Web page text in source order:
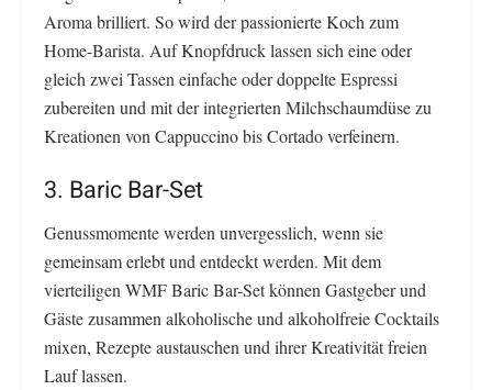
Aroma brilliert. So wird der passionierte Koch zum
Home-Barista. Auf Knopfdruck lassen sich eine oder
gleich zwei Tassen einfache oder doppelte Espressi
zubereiten und mit der integrierten Milchschaumdüse zu
Kreationen von Cappuccino bis Cortado verfeinern.
3. Baric Bar-Set
Genussmomente werden unvergesslich, wenn sie
gemeinsam erlebt und entdeckt werden. Mit dem
vierteiligen WMF Baric Bar-Set können Gastgeber und
Gäste zusammen alkoholische und alkoholfreie Cocktails
mixen, Rezepte austauschen und ihrer Kreativität freien
Lauf lassen.